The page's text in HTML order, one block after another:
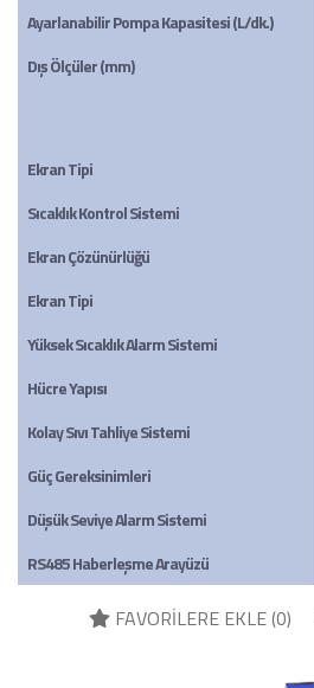
Ayarlanabilir Pompa Kapasitesi (L/dk.)
Dış Ölçüler (mm)
Ekran Tipi
Sıcaklık Kontrol Sistemi
Ekran Çözünürlüğü
Ekran Tipi
Yüksek Sıcaklık Alarm Sistemi
Hücre Yapısı
Kolay Sıvı Tahliye Sistemi
Güç Gereksinimleri
Düşük Seviye Alarm Sistemi
RS485 Haberleşme Arayüzü
FAVORİLERE EKLE (0)